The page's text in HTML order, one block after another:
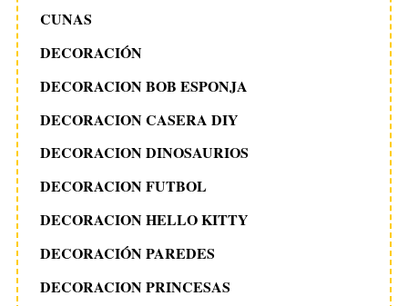
CUNAS
DECORACIÓN
DECORACION BOB ESPONJA
DECORACION CASERA DIY
DECORACION DINOSAURIOS
DECORACION FUTBOL
DECORACION HELLO KITTY
DECORACIÓN PAREDES
DECORACION PRINCESAS